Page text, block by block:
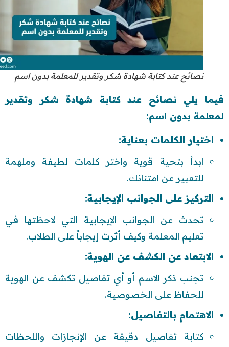
نصائح عند كتابة شهادة شكر وتقدير للمعلمة بدون اسم
فيما يلي نصائح عند كتابة شهادة شكر وتقدير
لمعلمة بدون اسم:
اختيار الكلمات بعناية:
ابدأ بتحية قوية واختر كلمات لطيفة وملهمة
للتعبير عن امتنانك.
التركيز على الجوانب الإيجابية:
تحدث عن الجوانب الإيجابية التي لاحظتها في
تعليم المعلمة وكيف أثرت إيجاباً على الطلاب.
الابتعاد عن الكشف عن الهوية:
تجنب ذكر الاسم أو أي تفاصيل تكشف عن الهوية
للحفاظ على الخصوصية.
الاهتمام بالتفاصيل:
كتابة تفاصيل دقيقة عن الإنجازات واللحظات